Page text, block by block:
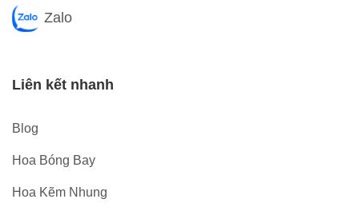
Zalo
Liên kết nhanh
Blog
Hoa Bóng Bay
Hoa Kẽm Nhung